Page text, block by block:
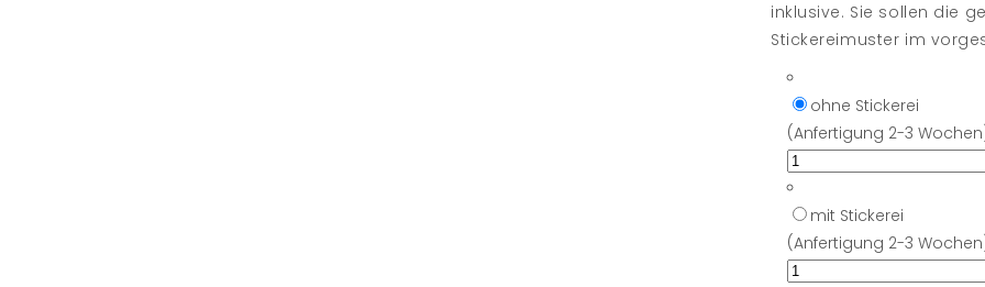
inklusive. Sie sollen die
Stickereimuster im
ohne Stickerei
(Anfertigung 2-3
mit Stickerei
(Anfertigung 2-3